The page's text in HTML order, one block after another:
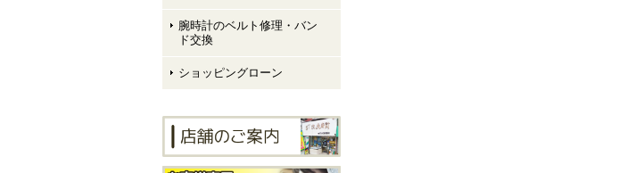
腕時計のベルト修理・バン
ド交換
ショッピングローン